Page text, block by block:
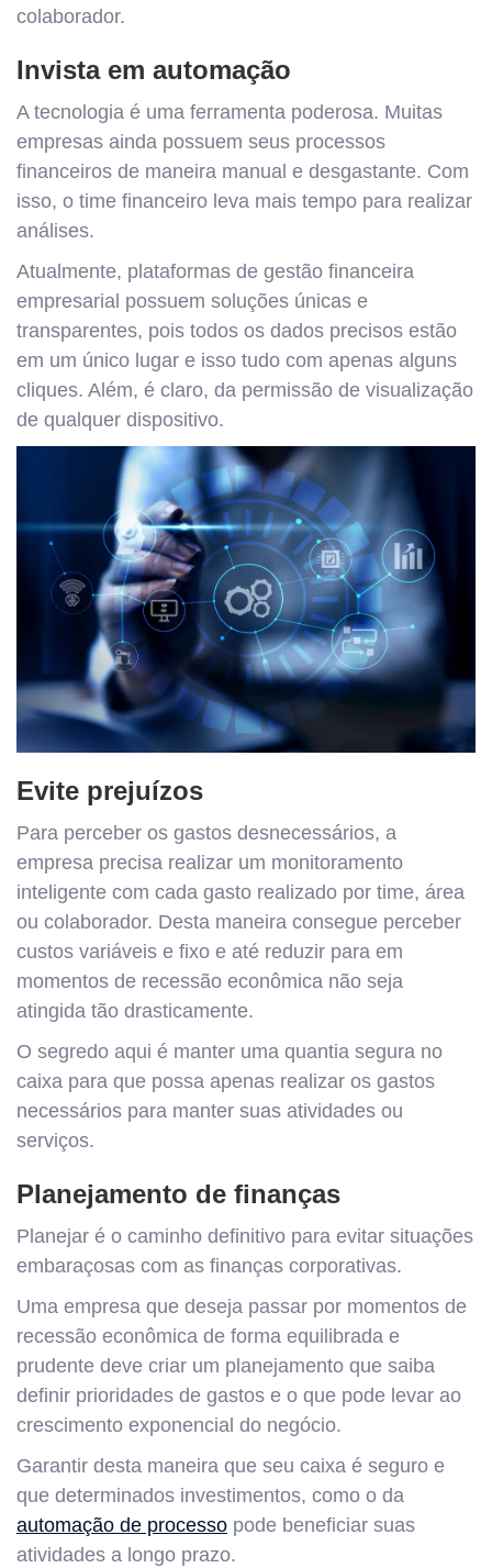
colaborador.
Invista em automação
A tecnologia é uma ferramenta poderosa. Muitas
empresas ainda possuem seus processos
financeiros de maneira manual e desgastante. Com
isso, o time financeiro leva mais tempo para realizar
análises.
Atualmente, plataformas de gestão financeira
empresarial possuem soluções únicas e
transparentes, pois todos os dados precisos estão
em um único lugar e isso tudo com apenas alguns
cliques. Além, é claro, da permissão de visualização
de qualquer dispositivo.
Evite prejuízos
Para perceber os gastos desnecessários, a
empresa precisa realizar um monitoramento
inteligente com cada gasto realizado por time, área
ou colaborador. Desta maneira consegue perceber
custos variáveis e fixo e até reduzir para em
momentos de recessão econômica não seja
atingida tão drasticamente.
O segredo aqui é manter uma quantia segura no
caixa para que possa apenas realizar os gastos
necessários para manter suas atividades ou
serviços.
Planejamento de finanças
Planejar é o caminho definitivo para evitar situações
embaraçosas com as finanças corporativas.
Uma empresa que deseja passar por momentos de
recessão econômica de forma equilibrada e
prudente deve criar um planejamento que saiba
definir prioridades de gastos e o que pode levar ao
crescimento exponencial do negócio.
Garantir desta maneira que seu caixa é seguro e
que determinados investimentos, como o da
automação de processo pode beneficiar suas
atividades a longo prazo.